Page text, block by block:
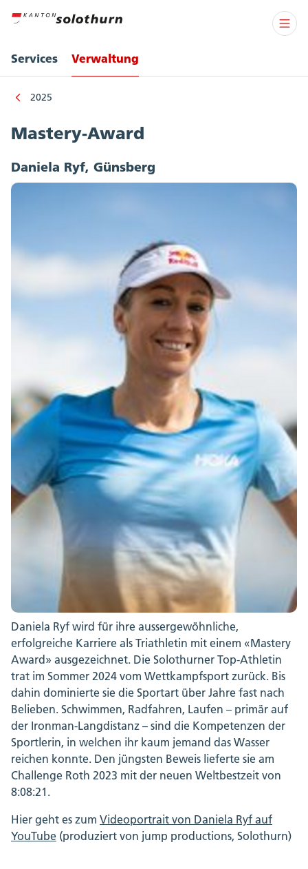
Services Verwaltung
2025
Mastery-Award
Daniela Ryf, Günsberg
Daniela Ryf wird für ihre aussergewöhnliche,
erfolgreiche Karriere als Triathletin mit einem «Mastery
Award» ausgezeichnet. Die Solothurner Top-Athletin
trat im Sommer 2024 vom Wettkampfsport zurück. Bis
dahin dominierte sie die Sportart über Jahre fast nach
Belieben. Schwimmen, Radfahren, Laufen – primär auf
der Ironman-Langdistanz – sind die Kompetenzen der
Sportlerin, in welchen ihr kaum jemand das Wasser
reichen konnte. Den jüngsten Beweis lieferte sie am
Challenge Roth 2023 mit der neuen Weltbestzeit von
8:08:21.
Hier geht es zum Videoportrait von Daniela Ryf auf
YouTube (produziert von jump productions, Solothurn)